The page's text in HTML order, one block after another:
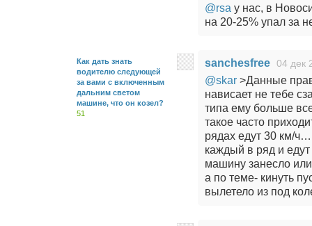
@rsa у нас, в
на 20-25% упал за
Как дать знать
водителю следующей
за вами с включенным
дальним светом
машине, что он козел?
51
sanchesfree 04 дек
@skar>Данные
нависает не тебе
типа ему больше
такое часто
рядах едут 30 км/
каждый в ряд и
машину занесло
а по теме- кинуть
вылетело из под